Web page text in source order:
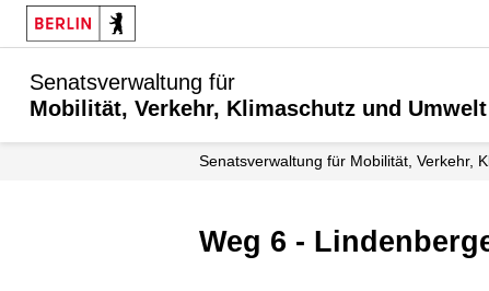
Senatsverwaltung für
Mobilität, Verkehr, Klimaschutz und Umwelt
Senatsverwaltung für Mobilität, Verkehr,
Weg 6 -